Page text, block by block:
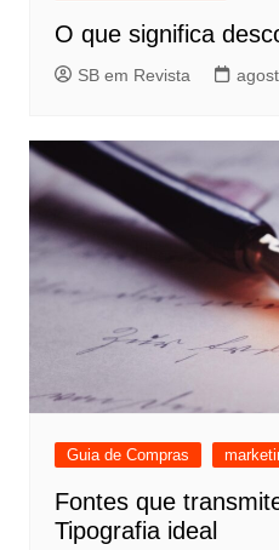
O que significa
SB em Revista
Guia de Compras
Fontes que
Tipografia ideal